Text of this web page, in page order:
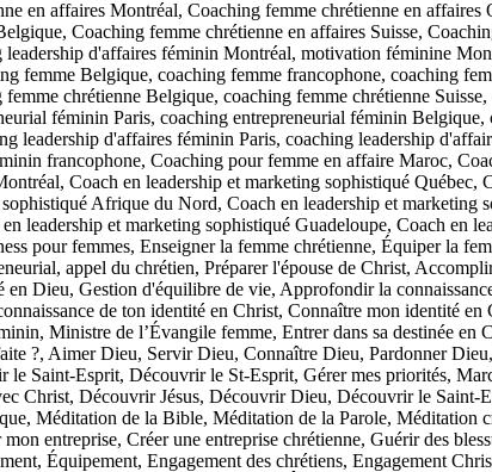
en affaires Montréal, Coaching femme chrétienne en affaires
Coaching femme chrétienne en affaires Suisse,
d'affaires féminin Montréal, motivation féminine
femme Belgique, coaching femme francophone, coaching
chrétienne Belgique, coaching femme chrétienne
féminin Paris, coaching entrepreneurial féminin Belgique,
leadership d'affaires féminin Paris, coaching leadership
francophone, Coaching pour femme en affaire Maroc,
Coach en leadership et marketing sophistiqué Québec,
Afrique du Nord, Coach en leadership et marketing
leadership et marketing sophistiqué Guadeloupe, Coach en
pour femmes, Enseigner la femme chrétienne, Équiper la
appel du chrétien, Préparer l'épouse de Christ,
Dieu, Gestion d'équilibre de vie, Approfondir la
de ton identité en Christ, Connaître mon identité en
Ministre de l’Évangile femme, Entrer dans sa destinée en
?, Aimer Dieu, Servir Dieu, Connaître Dieu, Pardonner
Saint-Esprit, Découvrir le St-Esprit, Gérer mes priorités,
Christ, Découvrir Jésus, Découvrir Dieu, Découvrir le Saint-
Méditation de la Bible, Méditation de la Parole, Méditation
entreprise, Créer une entreprise chrétienne, Guérir des
Équipement, Engagement des chrétiens, Engagement